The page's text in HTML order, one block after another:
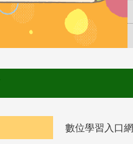
數位學習入口網